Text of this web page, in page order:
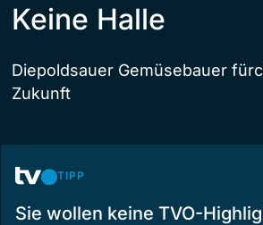
Keine Halle
Diepoldsauer Gemüsebauer
Zukunft
TIPP
Sie wollen keine TVO-